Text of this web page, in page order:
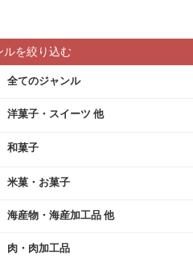
ルを絞り込む
全てのジャンル
洋菓子・スイーツ 他
和菓子
米菓・お菓子
海産物・海産加工品 他
肉・肉加工品